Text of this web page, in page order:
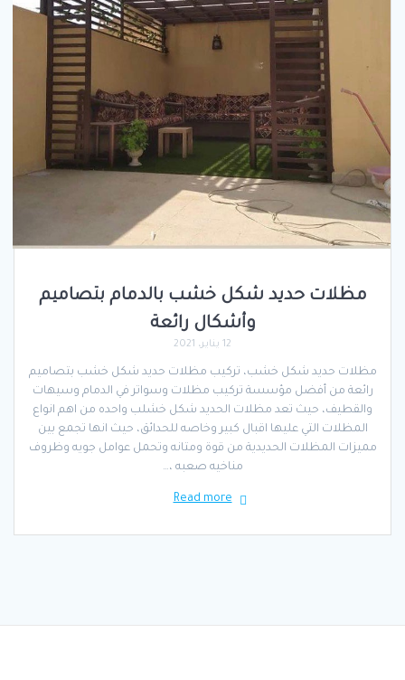
مظلات حديد شكل خشب بالدمام بتصاميم
وأشكال رائعة
12 يناير، 2021
مظلات حديد شكل خشب، تركيب مظلات حديد شكل خشب بتصاميم
رائعة من أفضل مؤسسة تركيب مظلات وسواتر في الدمام وسيهات
والقطيف، حيث تعد مظلات الحديد شكل خشلب واحده من اهم انواع
المظلات التي عليها اقبال كبير وخاصه للحدائق، حيث انها تجمع بين
مميزات المظلات الحديدية من قوة ومتانه وتحمل عوامل جويه وظروف
مناخيه صعبه ،…
Read more